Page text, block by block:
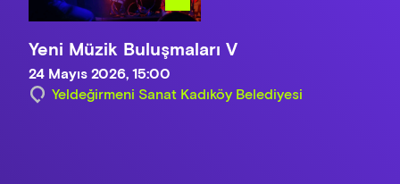
Yeni Müzik Buluşmaları V
24 Mayıs 2026, 15:00
Yeldeğirmeni Sanat Kadıköy Belediyesi